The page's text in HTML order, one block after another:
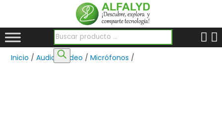
Búsqueda de productos
Inicio /Audio y Video /Micrófonos /